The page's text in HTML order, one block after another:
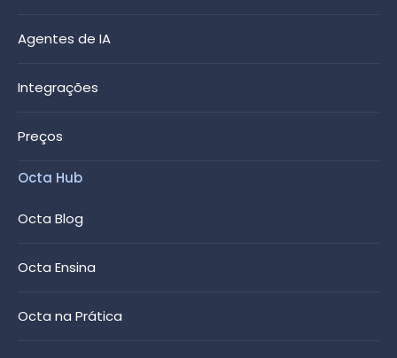
Agentes de IA
Integrações
Preços
Octa Hub
Octa Blog
Octa Ensina
Octa na Prática